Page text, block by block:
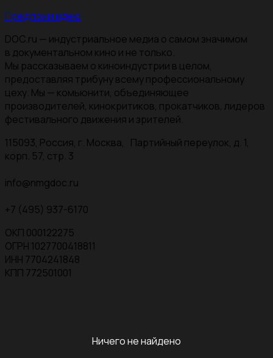
Предложи идею
DOC.ru — индустриальное медиа о самом значимом
в документальном кино и не только.
Мы рассказываем о киноиндустрии в целом,
предоставляя трибуну всему профессиональному
цеху. Мы — комьюнити, объединяющее
производителей, кинокритиков, прокатчиков, лидеров
фестивального движения и зрителей.
115093, Россия, г. Москва, Партийный переулок, д. 1,
корп. 57, стр. 3
info@nmgdoc.ru
+7 (495) 937-6170
ОКП 000122275
ОГРН 1027700418811
ИНН 7704241848
КПП 772501001
Ничего не найдено